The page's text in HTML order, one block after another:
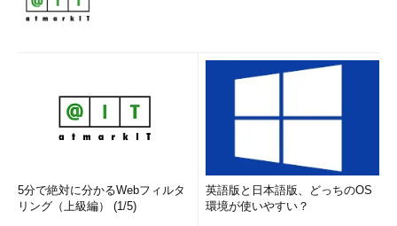
5分で絶対に分かるWebフィルタ
リング（上級編） (1/5)
英語版と日本語版、どっちのOS
環境が使いやすい？